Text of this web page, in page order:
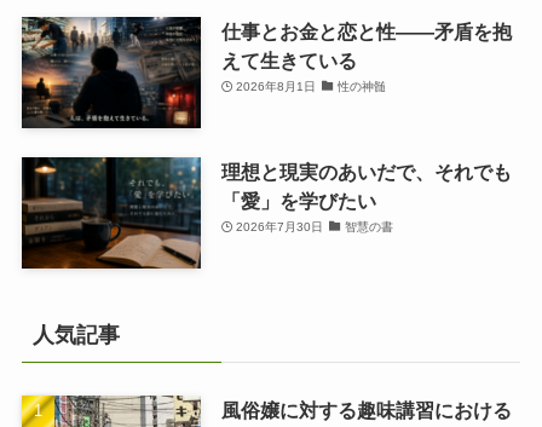
仕事とお金と恋と性——矛盾を抱
えて生きている
2026年8月1日 性の神髄
理想と現実のあいだで、それでも
「愛」を学びたい
2026年7月30日 智慧の書
人気記事
風俗嬢に対する趣味講習における